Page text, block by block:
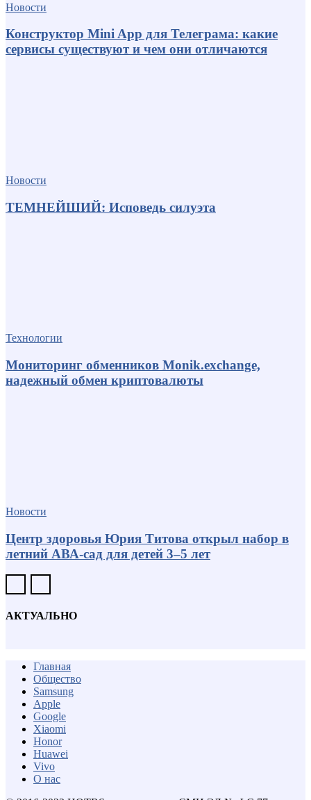
Новости
Конструктор Mini App для Телеграма: какие
сервисы существуют и чем они отличаются
Новости
ТЕМНЕЙШИЙ: Исповедь силуэта
Технологии
Мониторинг обменников Monik.exchange,
надежный обмен криптовалюты
Новости
Центр здоровья Юрия Титова открыл набор в
летний АВА-сад для детей 3–5 лет
АКТУАЛЬНО
Главная
Общество
Samsung
Apple
Google
Xiaomi
Honor
Huawei
Vivo
О нас